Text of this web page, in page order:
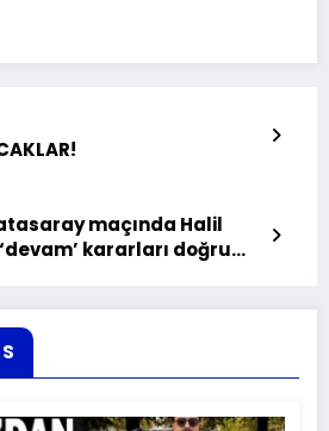
maçında Halil
kararları doğru